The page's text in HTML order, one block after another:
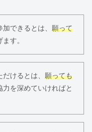
できるとは、 願って
す。
けるとは、 願っても
を深めていければと